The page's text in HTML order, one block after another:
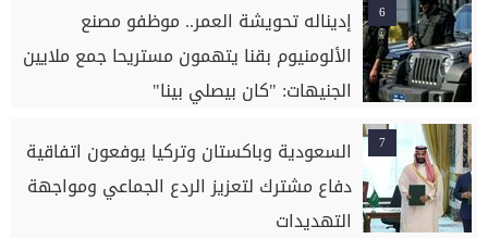
6
إديناله تحويشة العمر.. موظفو مصنع
الألومنيوم بقنا يتهمون مستريحا جمع ملايين
الجنيهات: "كان بيصلي بينا"
7
السعودية وباكستان وتركيا يوفعون اتفاقية
دفاع مشترك لتعزيز الردع الجماعي ومواجهة
التهديدات